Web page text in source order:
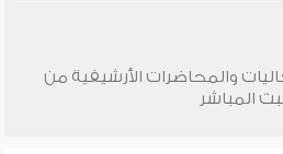
والمحاضرات الأرشيفية من
المباشر